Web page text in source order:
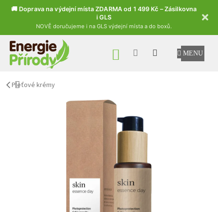
🚚 Doprava na výdejní místa ZDARMA od 1 499 Kč – Zásilkovna
i GLS
NOVĚ doručujeme i na GLS výdejní místa a do boxů.
Přejít na obsah
NÁKUPNÍ KOŠÍK
Pleťové krémy